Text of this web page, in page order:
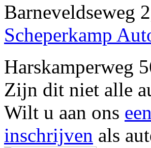
Barneveldseweg
Scheperkamp
Harskamperweg
Zijn dit niet alle
Wilt u aan ons
inschrijven als